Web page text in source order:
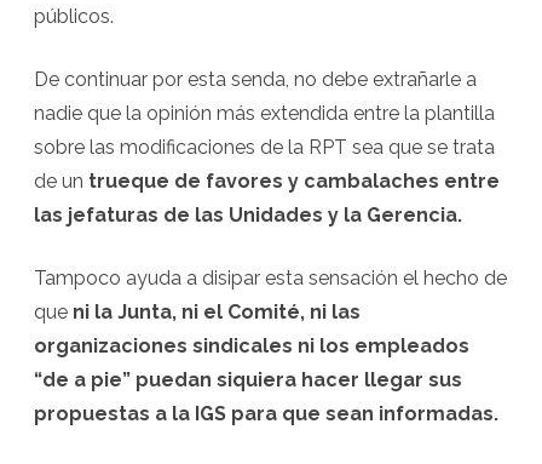
públicos.
De continuar por esta senda, no debe extrañarle a
nadie que la opinión más extendida entre la plantilla
sobre las modificaciones de la RPT sea que se trata
de un trueque de favores y cambalaches entre
las jefaturas de las Unidades y la Gerencia.
Tampoco ayuda a disipar esta sensación el hecho de
que ni la Junta, ni el Comité, ni las
organizaciones sindicales ni los empleados
“de a pie” puedan siquiera hacer llegar sus
propuestas a la IGS para que sean informadas.